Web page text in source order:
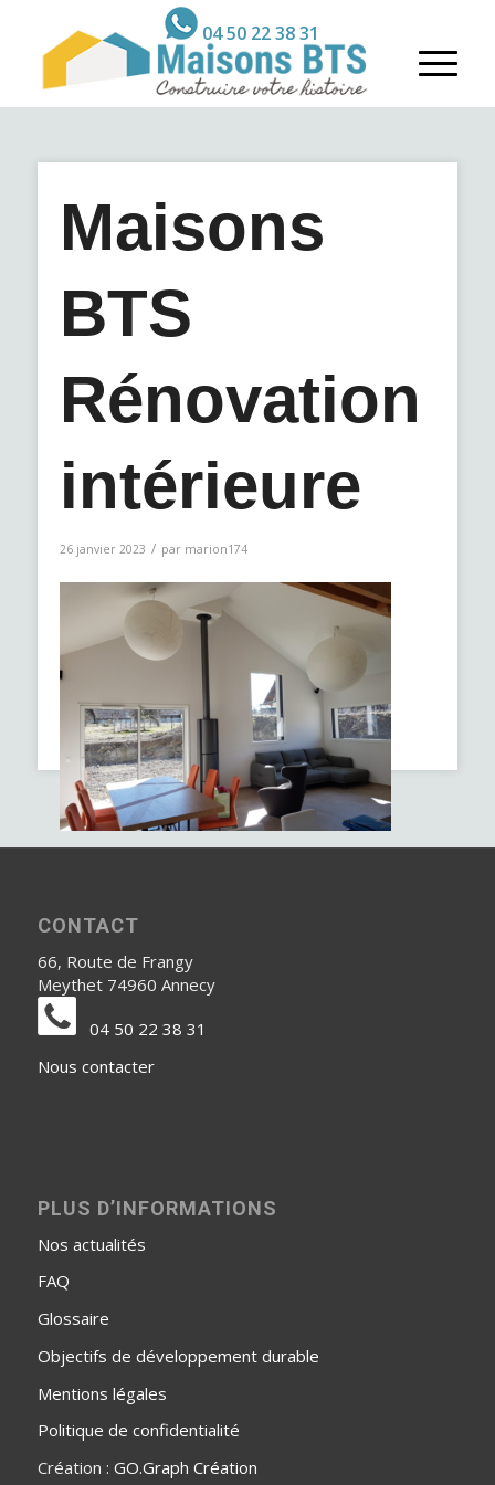
04 50 22 38 31
Maisons
BTS
Rénovation
intérieure
26 janvier 2023 / par marion174
CONTACT
66, Route de Frangy
Meythet 74960 Annecy
04 50 22 38 31
Nous contacter
PLUS D’INFORMATIONS
Nos actualités
FAQ
Glossaire
Objectifs de développement durable
Mentions légales
Politique de confidentialité
Création : GO.Graph Création